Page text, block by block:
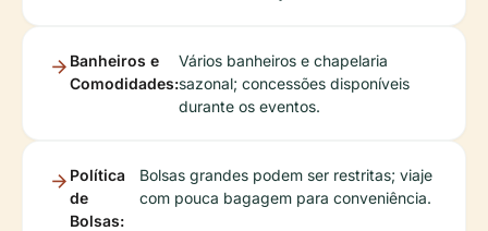
Banheiros e
Comodidades:
Vários banheiros e chapelaria
sazonal; concessões disponíveis
durante os eventos.
Política
de
Bolsas:
Bolsas grandes podem ser restritas; viaje
com pouca bagagem para conveniência.